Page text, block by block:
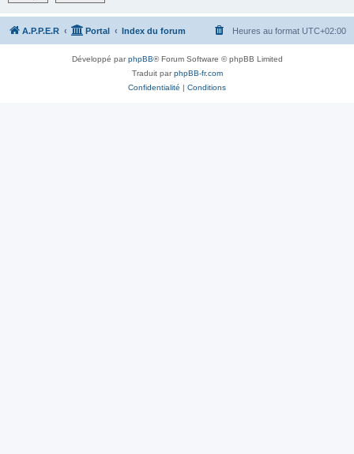
A.P.P.E.R Portal Index du forum Heures au format UTC+02:00
Développé parphpBB® Forum Software © phpBB Limited
Traduit parphpBB-fr.com
Confidentialité | Conditions